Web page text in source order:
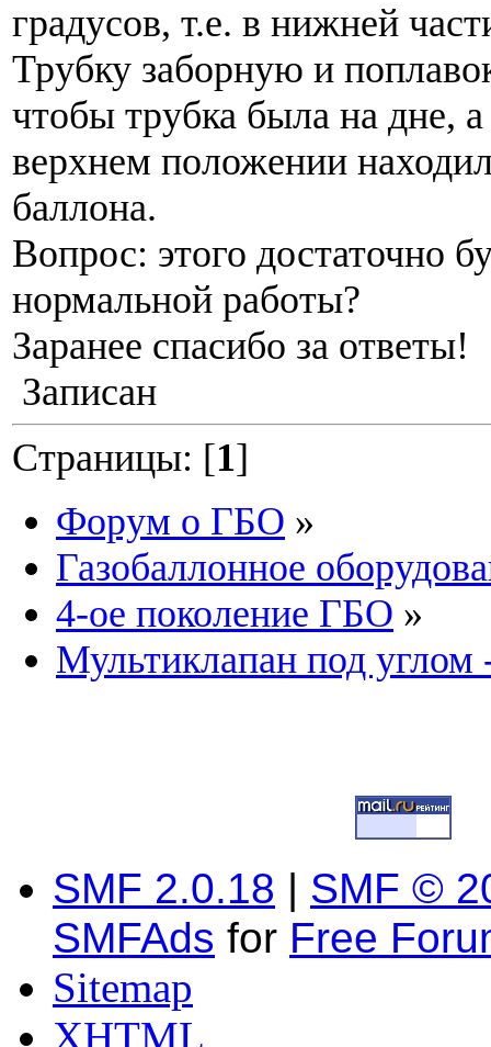
градусов, т.е. в нижней
Трубку заборную и
чтобы трубка была на дне,
верхнем положении
баллона.
Вопрос: этого достаточно
нормальной работы?
Заранее спасибо за ответы!
Записан
Страницы: [1]
Форум о ГБО »
Газобаллонное
4-ое поколение ГБО »
Мультиклапан под углом
SMF 2.0.18 | SMF ©
SMFAds for Free
Sitemap
XHTML